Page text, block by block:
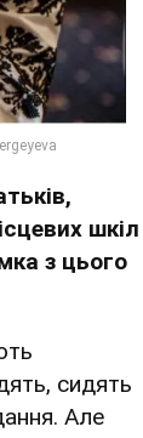
шкіл
з цього
сидять
Але